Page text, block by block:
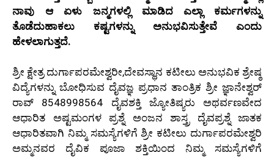
ನಾವು ಆ ಏಳು ಜನ್ಮಗಳಲ್ಲಿ ಮಾಡಿದ ಎಲ್ಲಾ ಕರ್ಮಗಳನ್ನು
ತೊಡೆದುಹಾಕಲು ಕಷ್ಟಗಳನ್ನು ಅನುಭವಿಸುತ್ತೇವೆ ಎಂದು
ಹೇಳಲಾಗುತ್ತದೆ.
ಶ್ರೀ ಕ್ಷೇತ್ರ ದುರ್ಗಾಪರಮೇಶ್ವರೀ,ದೇವಸ್ಥಾನ ಕಟೀಲು ಅನುಭವಿಕ ಶ್ರೇಷ್ಠ
ವಿದ್ಯೆಗಳನ್ನು ಬೋಧಿಸುವ ದೈವಜ್ಞ ಪ್ರಧಾನ ತಾಂತ್ರಿಕ ಶ್ರೀ ಜ್ಞಾನೇಶ್ವರ್
ರಾವ್ 8548998564 ದೈವಶಕ್ತಿ ಜ್ಯೋತಿಷ್ಯರು ಅಥರ್ವಣವೇದ
ಆಧಾರಿತ ಅಷ್ಟಮಂಗಳ ಪ್ರಶ್ನೆ ಅಂಜನ ಶಾಸ್ತ್ರ ದೈವಪ್ರಶ್ನೆ ಜಾತಕ
ಆಧಾರಿತವಾಗಿ ನಿಮ್ಮ ಸಮಸ್ಯೆಗಳಿಗೆ ಶ್ರೀ ಕಟೀಲು ದುರ್ಗಾಪರಮೇಶ್ವರಿ
ಅಮ್ಮನವರ ದೈವಿಕ ಪೂಜಾ ಶಕ್ತಿಯಿಂದ ನಿಮ್ಮ ಸಮಸ್ಯೆಗಳಿಗೆ